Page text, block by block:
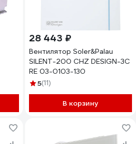
28 443 ₽
Вентилятор Soler&Palau
SILENT-200 CHZ DESIGN-3C
RE 03-0103-130
5(11)
В корзину